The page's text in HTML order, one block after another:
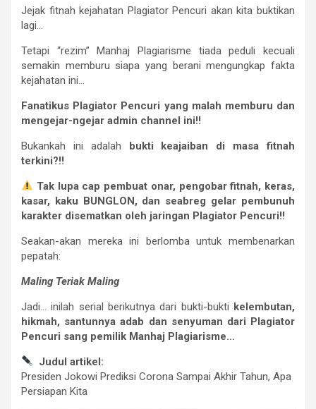
Jejak fitnah kejahatan Plagiator Pencuri akan kita buktikan
lagi…
Tetapi “rezim” Manhaj Plagiarisme tiada peduli kecuali
semakin memburu siapa yang berani mengungkap fakta
kejahatan ini…
Fanatikus Plagiator Pencuri yang malah memburu dan
mengejar-ngejar admin channel ini!!
Bukankah ini adalah bukti keajaiban di masa fitnah
terkini?!!
Tak lupa cap pembuat onar, pengobar fitnah, keras,
kasar, kaku BUNGLON, dan seabreg gelar pembunuh
karakter disematkan oleh jaringan Plagiator Pencuri!!
Seakan-akan mereka ini berlomba untuk membenarkan
pepatah:
Maling Teriak Maling
Jadi… inilah serial berikutnya dari bukti-bukti kelembutan,
hikmah, santunnya adab dan senyuman dari Plagiator
Pencuri sang pemilik Manhaj Plagiarisme…
Judul artikel:
Presiden Jokowi Prediksi Corona Sampai Akhir Tahun, Apa
Persiapan Kita